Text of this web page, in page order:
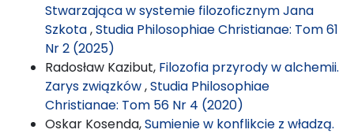
Stwarzająca w systemie filozoficznym Jana
Szkota,Studia Philosophiae Christianae: Tom 61
Nr 2 (2025)
Radosław Kazibut, Filozofia przyrody w alchemii.
Zarys związków,Studia Philosophiae
Christianae: Tom 56 Nr 4 (2020)
Oskar Kosenda,Sumienie w konflikcie z władzą.